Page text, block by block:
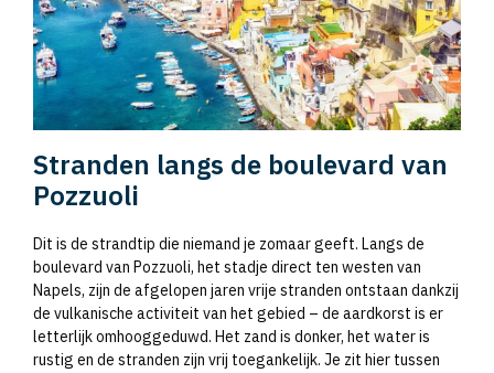
Stranden langs de boulevard van
Pozzuoli
Dit is de strandtip die niemand je zomaar geeft. Langs de
boulevard van Pozzuoli, het stadje direct ten westen van
Napels, zijn de afgelopen jaren vrije stranden ontstaan dankzij
de vulkanische activiteit van het gebied – de aardkorst is er
letterlijk omhooggeduwd. Het zand is donker, het water is
rustig en de stranden zijn vrij toegankelijk. Je zit hier tussen